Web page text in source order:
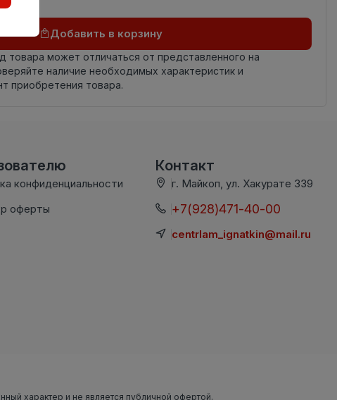
Добавить в корзину
товара может отличаться от представленного на
наличие необходимых характеристик и
приобретения товара.
конфиденциальности
оферты
Контакт
г. Майкоп, ул. Хакурате 339
+7(928)471-40-00
centrlam_ignatkin@mail.ru
характер и не является публичной офертой.